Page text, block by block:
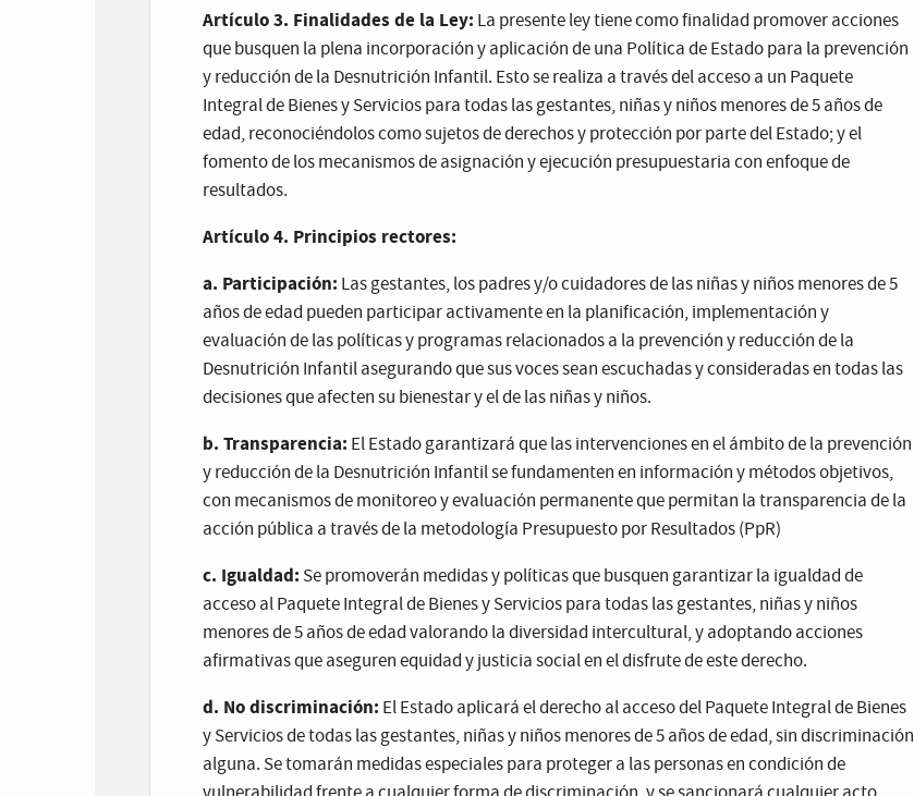
Artículo 3. Finalidades de la Ley: La presente ley tiene como finalidad promover acciones
que busquen la plena incorporación y aplicación de una Política de Estado para la prevención
y reducción de la Desnutrición Infantil. Esto se realiza a través del acceso a un Paquete
Integral de Bienes y Servicios para todas las gestantes, niñas y niños menores de 5 años de
edad, reconociéndolos como sujetos de derechos y protección por parte del Estado; y el
fomento de los mecanismos de asignación y ejecución presupuestaria con enfoque de
resultados.
Artículo 4. Principios rectores:
a. Participación: Las gestantes, los padres y/o cuidadores de las niñas y niños menores de 5
años de edad pueden participar activamente en la planificación, implementación y
evaluación de las políticas y programas relacionados a la prevención y reducción de la
Desnutrición Infantil asegurando que sus voces sean escuchadas y consideradas en todas las
decisiones que afecten su bienestar y el de las niñas y niños.
b. Transparencia: El Estado garantizará que las intervenciones en el ámbito de la prevención
y reducción de la Desnutrición Infantil se fundamenten en información y métodos objetivos,
con mecanismos de monitoreo y evaluación permanente que permitan la transparencia de la
acción pública a través de la metodología Presupuesto por Resultados (PpR)
c. Igualdad: Se promoverán medidas y políticas que busquen garantizar la igualdad de
acceso al Paquete Integral de Bienes y Servicios para todas las gestantes, niñas y niños
menores de 5 años de edad valorando la diversidad intercultural, y adoptando acciones
afirmativas que aseguren equidad y justicia social en el disfrute de este derecho.
d. No discriminación: El Estado aplicará el derecho al acceso del Paquete Integral de Bienes
y Servicios de todas las gestantes, niñas y niños menores de 5 años de edad, sin discriminación
alguna. Se tomarán medidas especiales para proteger a las personas en condición de